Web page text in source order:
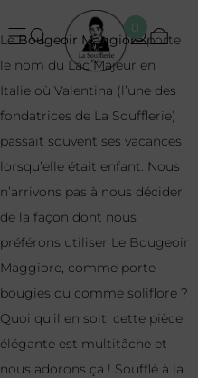
0
LeBougeoir Maggioreporte
le nom du Lac Majeur en
Italie où Valentina (l’une des
fondatrices de La Soufflerie)
passait souvent ses vacances
lorsqu’elle était enfant. Nous
n’arrivons pas à nous décider
de la façon dont nous
préférons utiliser Le Bougeoir
Maggiore, comme porte
bougies ou comme soliflore ?
Quoi qu’il en soit, cette pièce
élégante est multitâche et
nous adorons ça ! Soufflé à la